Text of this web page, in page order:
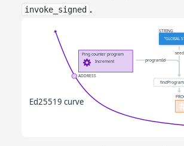
invoke_signed .